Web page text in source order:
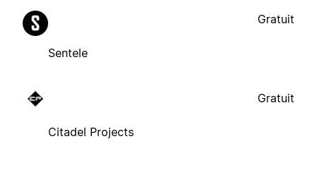
Sentele
Gratuit
Citadel Projects
Gratuit